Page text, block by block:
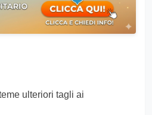
ulteriori tagli ai